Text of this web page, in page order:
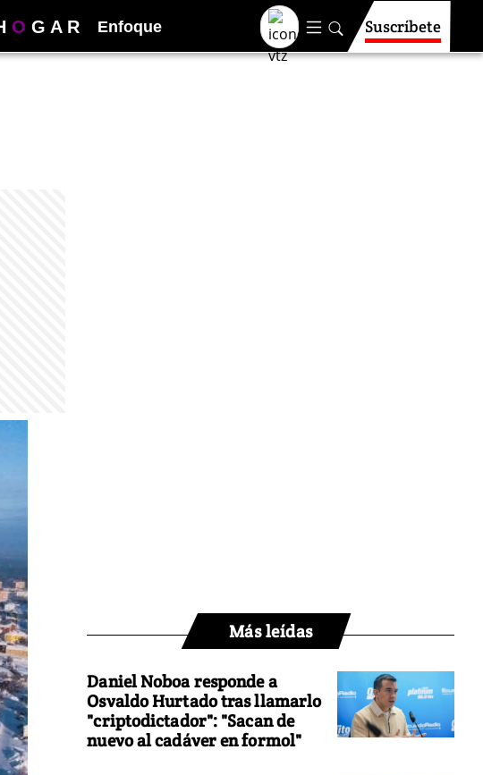
O G A R Enfoque Suscríbete
Más leídas
Daniel Noboa responde a
Osvaldo Hurtado tras llamarlo
"criptodictador": "Sacan de
nuevo al cadáver en formol"